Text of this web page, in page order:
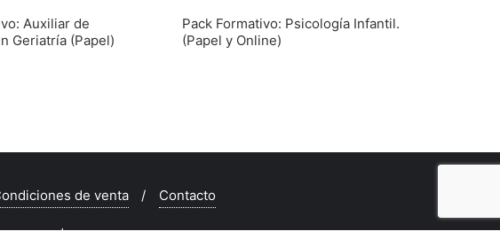
Auxiliar de
Geriatría (Papel)
Pack Formativo: Psicología Infantil.
(Papel y Online)
de venta Contacto
reserved.